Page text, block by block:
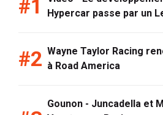
Hypercar passe par un
Wayne Taylor Racing
à Road America
Gounon - Juncadella et